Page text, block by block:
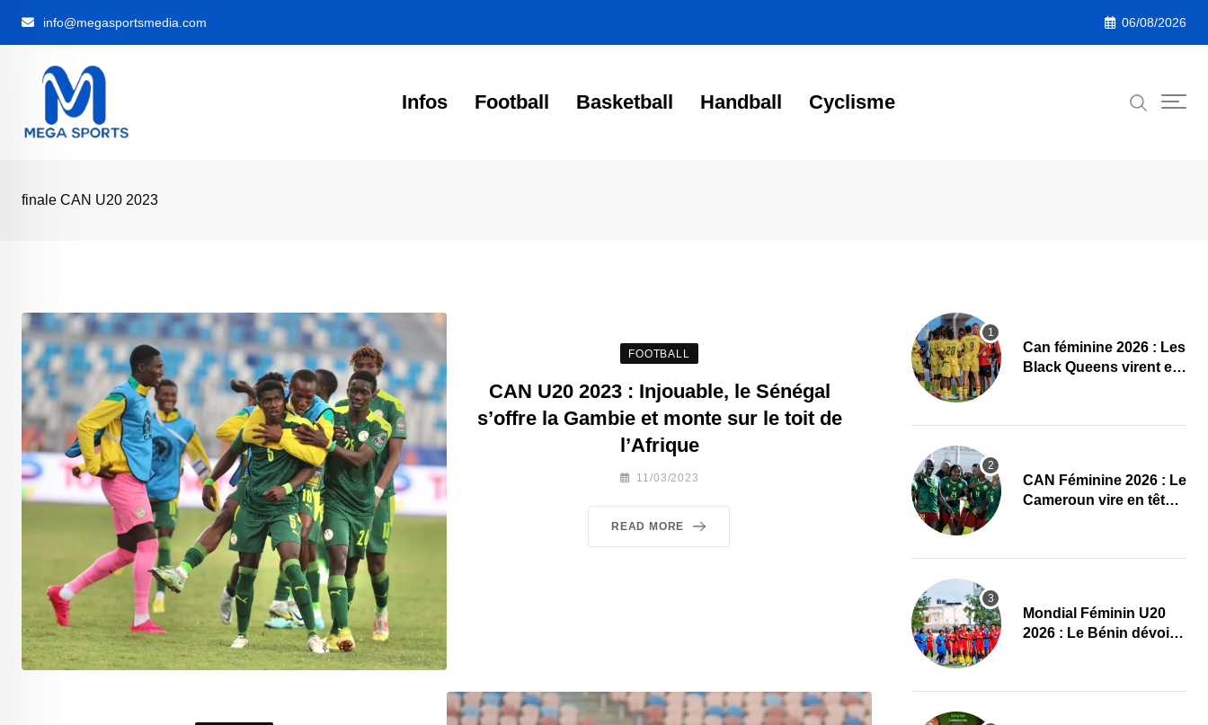
info@megasportsmedia.com 06/08/2026
Infos Football Basketball Handball Cyclisme
finale CAN U20 2023
FOOTBALL
CAN U20 2023 : Injouable, le Sénégal
s’offre la Gambie et monte sur le toit de
l’Afrique
11/03/2023
READ MORE
‎Can féminine 2026 : Les
Black Queens virent en
CAN Féminine 2026 : Le
Cameroun vire en tête
Mondial Féminin U20
2026 : Le Bénin dévoile